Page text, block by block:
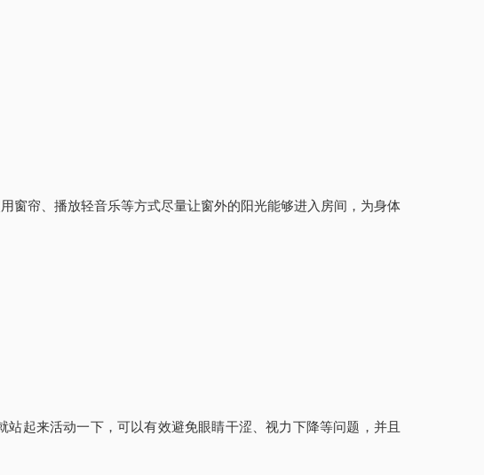
窗帘、播放轻音乐等方式尽量让窗外的阳光能够进入房间，为身体
起来活动一下，可以有效避免眼睛干涩、视力下降等问题，并且